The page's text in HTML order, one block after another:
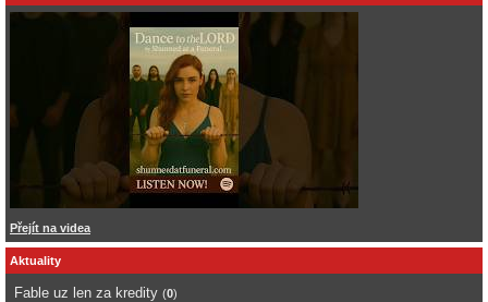
Přejít na videa
Aktuality
Fable uz len za kredity (0)